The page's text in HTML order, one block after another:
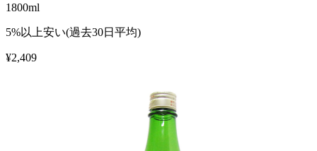
1800ml
5%以上安い(過去30日平均)
¥2,409